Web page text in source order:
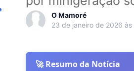
O Mamoré
23 de janeiro de 2026 às
🚀 Resumo da Notícia